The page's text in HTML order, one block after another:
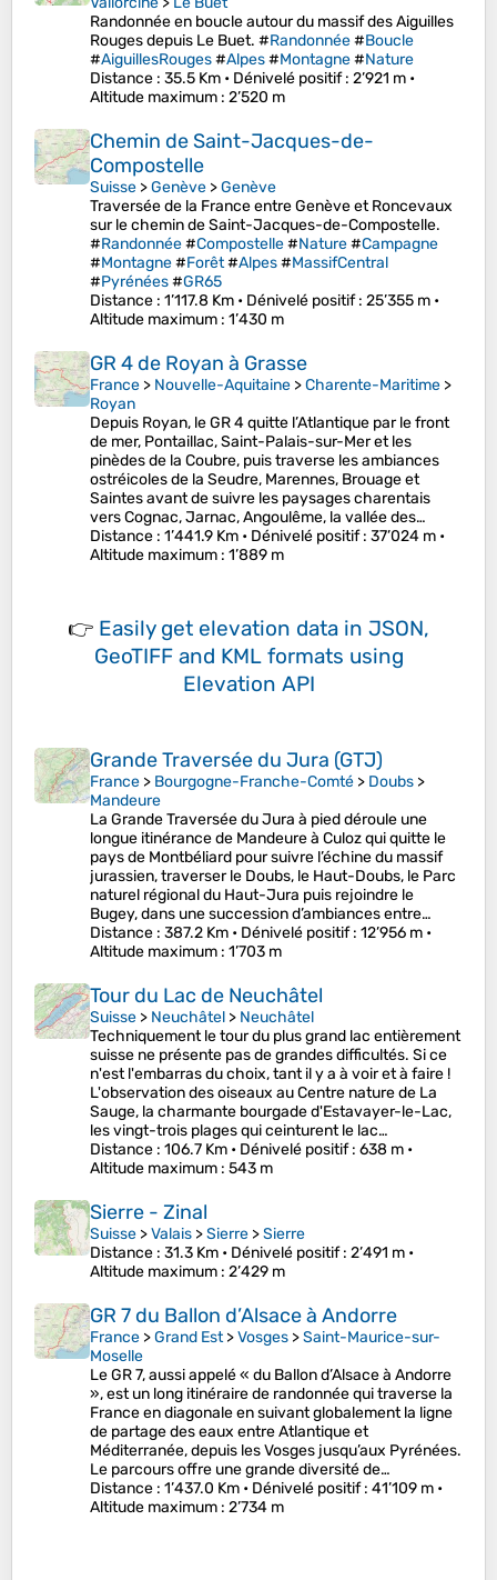
Randonnée en boucle autour du massif des Aiguilles
Rouges depuis Le Buet. #Randonnée#Boucle
#AiguillesRouges#Alpes#Montagne#Nature
Distance : 35.5 Km • Dénivelé positif: 2’921 m •
Altitude maximum : 2’520 m
Chemin de Saint-Jacques-de-
Compostelle
Suisse >Genève >Genève
Traversée de la France entre Genève et Roncevaux
sur le chemin de Saint-Jacques-de-Compostelle.
#Randonnée#Compostelle#Nature#Campagne
#Montagne#Forêt#Alpes#MassifCentral
#Pyrénées#GR65
Distance : 1’117.8 Km • Dénivelé positif: 25’355 m •
Altitude maximum : 1’430 m
GR 4 de Royan à Grasse
France > Nouvelle-Aquitaine >Charente-Maritime >
Royan
Depuis Royan, le GR 4 quitte l’Atlantique par le front
de mer, Pontaillac, Saint-Palais-sur-Mer et les
pinèdes de la Coubre, puis traverse les ambiances
ostréicoles de la Seudre, Marennes, Brouage et
Saintes avant de suivre les paysages charentais
vers Cognac, Jarnac, Angoulême, la vallée des…
Distance : 1’441.9 Km • Dénivelé positif: 37’024 m •
Altitude maximum : 1’889 m
👉 Easily get elevation data in JSON,
GeoTIFF and KML formats using
Elevation API
Grande Traversée du Jura (GTJ)
France > Bourgogne-Franche-Comté > Doubs >
Mandeure
La Grande Traversée du Jura à pied déroule une
longue itinérance de Mandeure à Culoz qui quitte le
pays de Montbéliard pour suivre l’échine du massif
jurassien, traverser le Doubs, le Haut-Doubs, le Parc
naturel régional du Haut-Jura puis rejoindre le
Bugey, dans une succession d’ambiances entre…
Distance : 387.2 Km • Dénivelé positif: 12’956 m •
Altitude maximum : 1’703 m
Tour du Lac de Neuchâtel
Suisse > Neuchâtel > Neuchâtel
Techniquement le tour du plus grand lac entièrement
suisse ne présente pas de grandes difficultés. Si ce
n'est l'embarras du choix, tant il y a à voir et à faire !
L'observation des oiseaux au Centre nature de La
Sauge, la charmante bourgade d'Estavayer-le-Lac,
les vingt-trois plages qui ceinturent le lac…
Distance : 106.7 Km • Dénivelé positif: 638 m •
Altitude maximum : 543 m
Sierre - Zinal
Suisse >Valais >Sierre >Sierre
Distance : 31.3 Km • Dénivelé positif: 2’491 m •
Altitude maximum : 2’429 m
GR 7 du Ballon d’Alsace à Andorre
France >Grand Est>Vosges >Saint-Maurice-sur-
Moselle
Le GR 7, aussi appelé « du Ballon d’Alsace à Andorre
», est un long itinéraire de randonnée qui traverse la
France en diagonale en suivant globalement la ligne
de partage des eaux entre Atlantique et
Méditerranée, depuis les Vosges jusqu’aux Pyrénées.
Le parcours offre une grande diversité de…
Distance : 1’437.0 Km • Dénivelé positif: 41’109 m •
Altitude maximum : 2’734 m